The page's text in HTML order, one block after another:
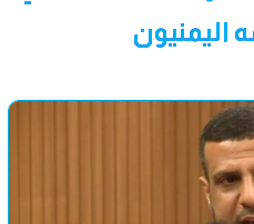
اليمنيون